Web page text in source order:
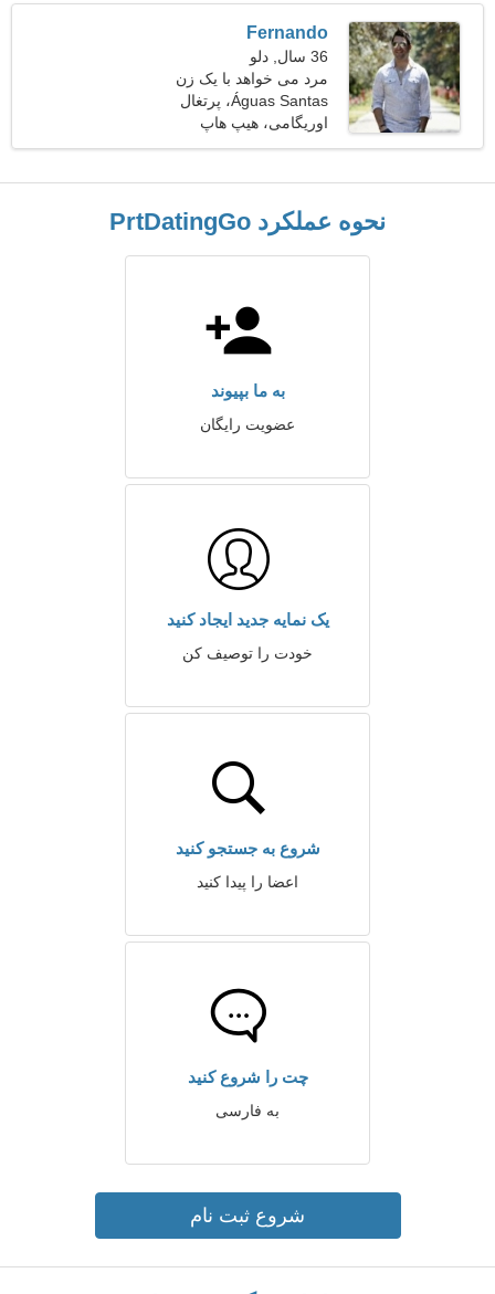
Fernando
36 سال, دلو
مرد می خواهد با یک زن
ملاقات کند 27-32
Águas Santas، پرتغال
اوریگامی، هیپ هاپ
نحوه عملکرد PrtDatingGo
به ما بپیوند
عضویت رایگان
یک نمایه جدید ایجاد کنید
خودت را توصیف کن
شروع به جستجو کنید
اعضا را پیدا کنید
چت را شروع کنید
به فارسی
شروع ثبت نام